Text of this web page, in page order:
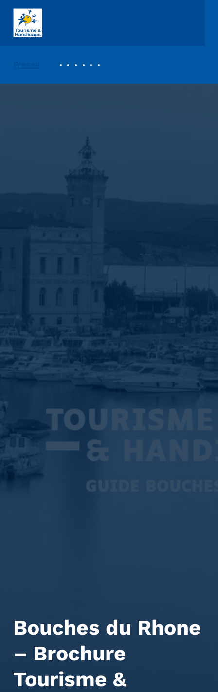
ASSOCIATION TOURISME ET HANDICAPS
Bouches du Rhone
– Brochure
Tourisme &